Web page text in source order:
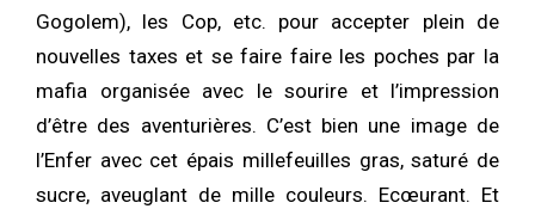
Gogolem), les Cop, etc. pour accepter plein de
nouvelles taxes et se faire faire les poches par la
mafia organisée avec le sourire et l’impression
d’être des aventurières. C’est bien une image de
l’Enfer avec cet épais millefeuilles gras, saturé de
sucre, aveuglant de mille couleurs. Ecœurant. Et